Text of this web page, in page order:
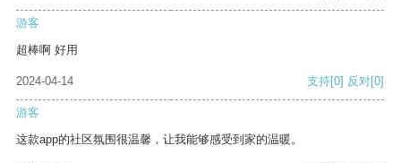
游客
超棒啊 好用
2024-04-14 支持[0] 反对[0]
游客
这款app的社区氛围很温馨，让我能够感受到家的温暖。